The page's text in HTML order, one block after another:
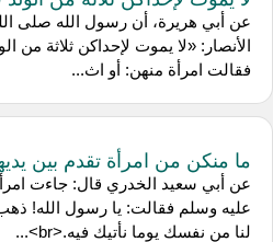
عن أبي هريرة، أن رسول الله صلى
الأنصار: «لا يموت لإحداكن ثلاثة من
فقالت امرأة منهن: أو اث...
ما منكن من امرأة تقدم بين
عن أبي سعيد الخدري قال: جاءت
لنا من نفسك يوما نأتيك فيه.<br>...